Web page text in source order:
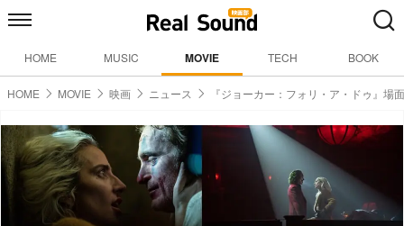
HOME MUSIC MOVIE TECH BOOK
HOME MOVIE 映画 ニュース 『ジョーカー：フォリ・ア・ドゥ』場